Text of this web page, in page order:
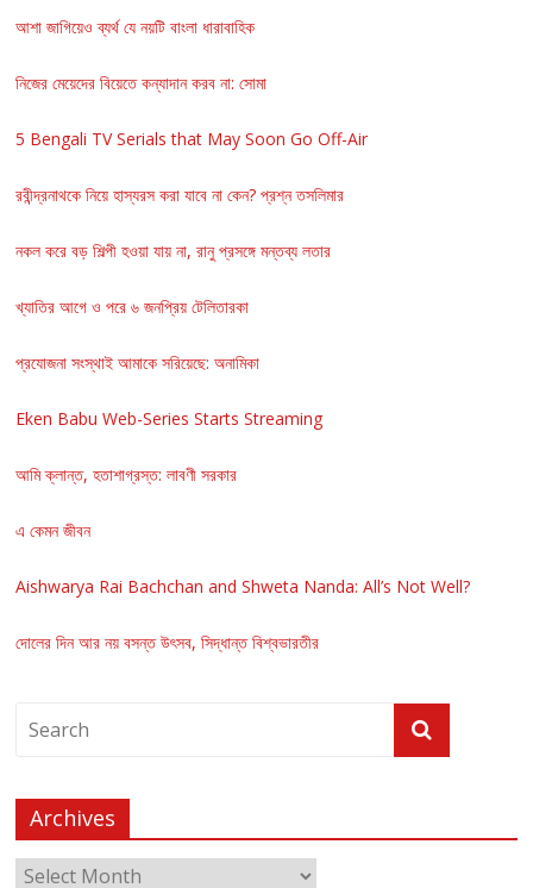
আশা জাগিয়েও ব্যর্থ যে নয়টি বাংলা ধারাবাহিক
নিজের মেয়েদের বিয়েতে কন্যাদান করব না: সোমা
5 Bengali TV Serials that May Soon Go Off-Air
রবীন্দ্রনাথকে নিয়ে হাস্যরস করা যাবে না কেন? প্রশ্ন তসলিমার
নকল করে বড় শিল্পী হওয়া যায় না, রানু প্রসঙ্গে মন্তব্য লতার
খ্যাতির আগে ও পরে ৬ জনপ্রিয় টেলিতারকা
প্রযোজনা সংস্থাই আমাকে সরিয়েছে: অনামিকা
Eken Babu Web-Series Starts Streaming
আমি ক্লান্ত, হতাশাগ্রস্ত: লাবণী সরকার
এ কেমন জীবন
Aishwarya Rai Bachchan and Shweta Nanda: All’s Not Well?
দোলের দিন আর নয় বসন্ত উৎসব, সিদ্ধান্ত বিশ্বভারতীর
Archives